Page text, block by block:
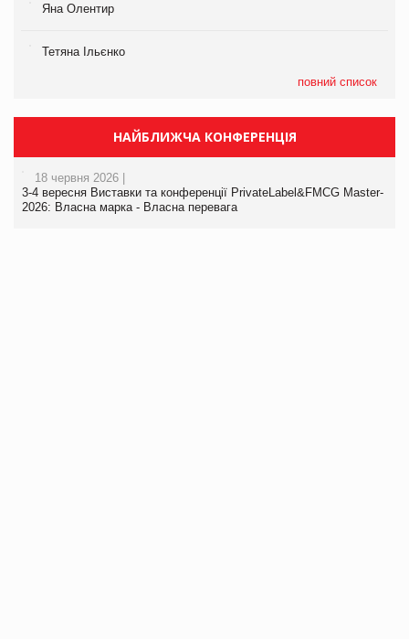
Яна Олентир
Тетяна Ільєнко
повний список
НАЙБЛИЖЧА КОНФЕРЕНЦІЯ
18 червня 2026 |
3-4 вересня Виставки та конференції PrivateLabel&FMCG Master-
2026: Власна марка - Власна перевага